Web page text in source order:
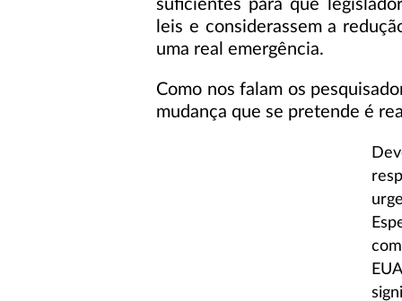
suficientes para que
leis e considerassem a
uma real emergência.
Como nos falam os
mudança que se pretende é